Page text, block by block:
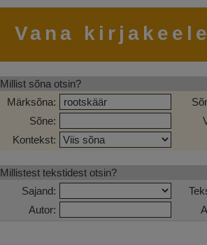
Vana
Millist sõna otsin?
Märksõna:
Sõne:
Kontekst:
Millistest tekstidest otsin?
Sajand:
Autor: